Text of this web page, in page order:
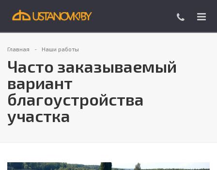
Главная Наши работы
Часто заказываемый
вариант
благоустройства
участка